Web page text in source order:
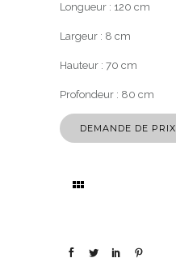
Longueur : 120 cm
Largeur : 8 cm
Hauteur : 70 cm
Profondeur : 80 cm
DEMANDE DE PRIX